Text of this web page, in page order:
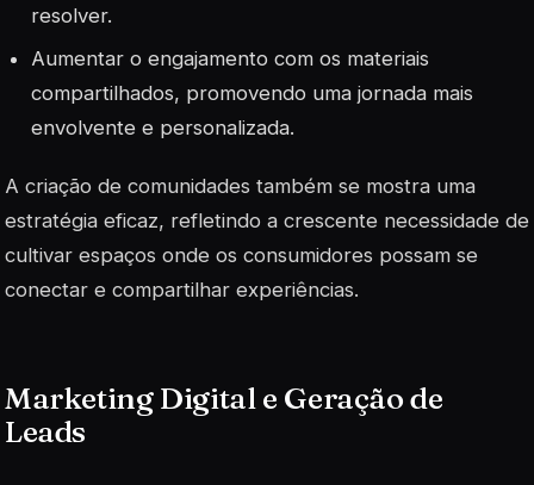
resolver.
Aumentar o engajamento com os materiais
compartilhados, promovendo uma jornada mais
envolvente e personalizada.
A criação de comunidades também se mostra uma
estratégia eficaz, refletindo a crescente necessidade de
cultivar espaços onde os consumidores possam se
conectar e compartilhar experiências.
Marketing Digital e Geração de
Leads